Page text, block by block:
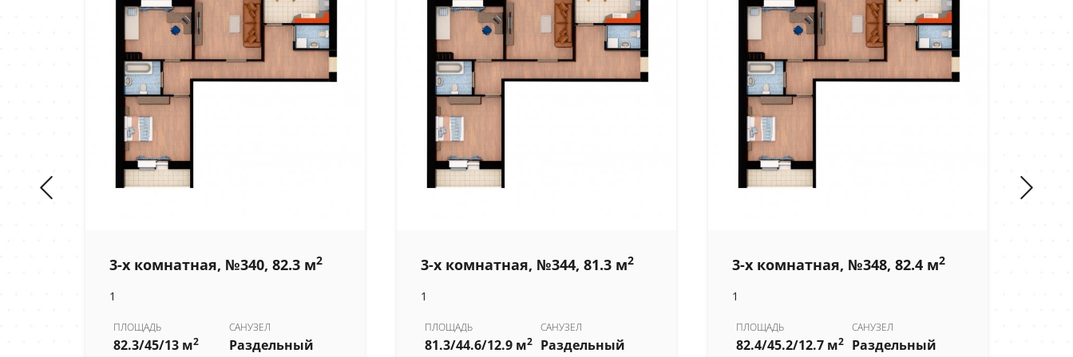
3-х комнатная, №340, 82.3 м2
1
ПЛОЩАДЬ
82.3/45/13 м2
САНУЗЕЛ
Раздельный
3-х комнатная, №344, 81.3 м2
1
ПЛОЩАДЬ
81.3/44.6/12.9 м2
САНУЗЕЛ
Раздельный
3-х комнатная, №348, 82.4 м2
1
ПЛОЩАДЬ
82.4/45.2/12.7 м2
САНУЗЕЛ
Раздельный